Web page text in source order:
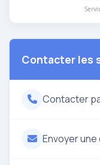
Contacter les
Contacter
Envoyer